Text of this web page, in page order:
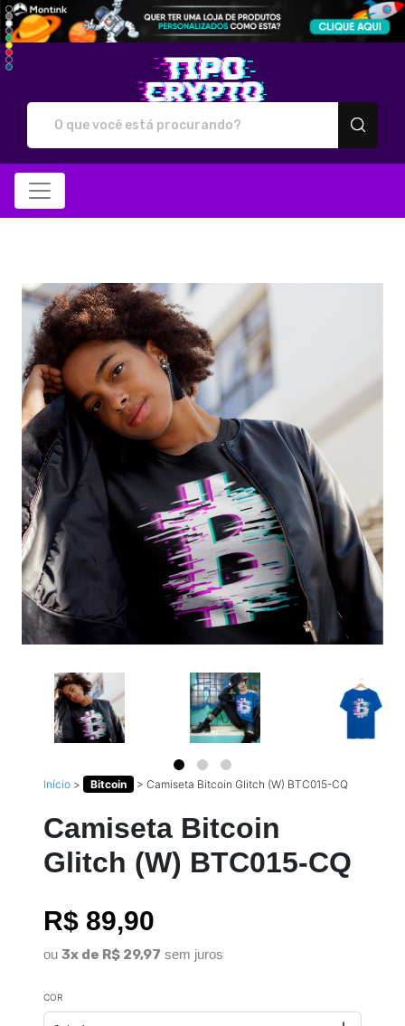
Início > Bitcoin > Camiseta Bitcoin Glitch (W) BTC015-CQ
Camiseta Bitcoin
Glitch (W) BTC015-CQ
R$ 89,90
ou 3x de R$ 29,97 sem juros
COR